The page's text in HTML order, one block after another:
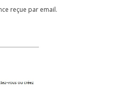
reçue par email.